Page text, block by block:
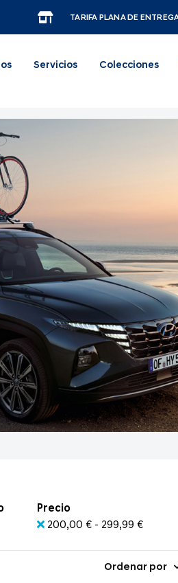
TARIFA PLANA DE
Servicios Colecciones
Precio
200,00 € - 299,99 €
Ordenar por